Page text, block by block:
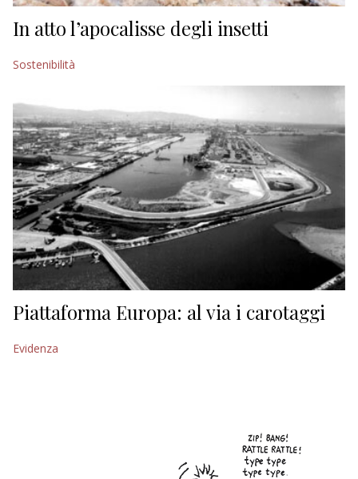
In atto l’apocalisse degli insetti
Sostenibilità
Piattaforma Europa: al via i carotaggi
Evidenza